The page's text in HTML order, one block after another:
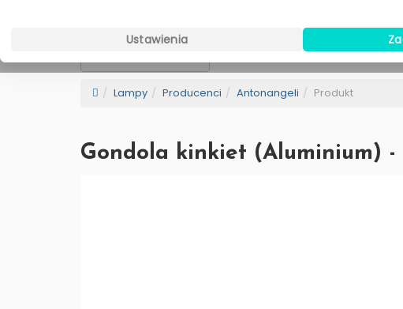
BESTSELLER W
Lampy Producenci Antonangeli Produkt
Gondola kinkiet (Aluminium) -
Ustawienia